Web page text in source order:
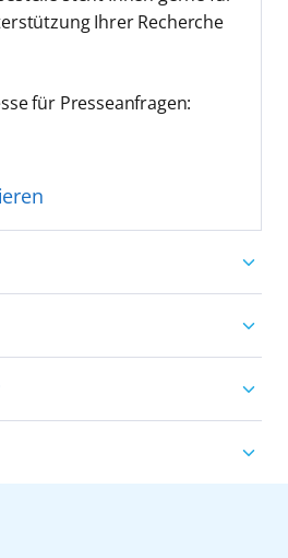
Ihrer Recherche
für Presseanfragen: